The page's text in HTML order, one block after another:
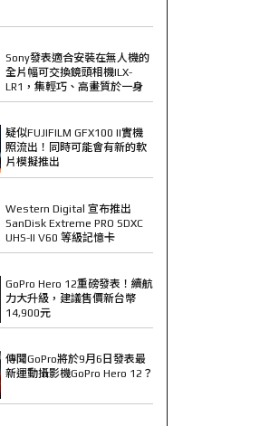
Sony發表適合安裝在無人機的
全片幅可交換鏡頭相機ILX-
LR1，集輕巧、高畫質於一身
疑似FUJIFILM GFX100 II實機
照流出！同時可能會有新的軟
片模擬推出
Western Digital 宣布推出
SanDisk Extreme PRO SDXC
UHS-II V60 等級記憶卡
GoPro Hero 12重磅發表！續航
力大升級，建議售價新台幣
14,900元
傳聞GoPro將於9月6日發表最
新運動攝影機GoPro Hero 12？